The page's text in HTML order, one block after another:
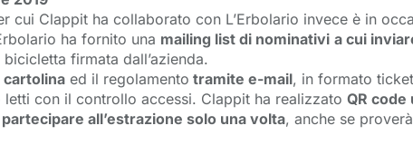
cui Clappit ha collaborato con L’Erbolario invece è in
ha fornito una mailing list di nominativi a cui
firmata dall’azienda.
cartolina ed il regolamento tramite e-mail, in formato
con il controllo accessi. Clappit ha realizzato QR code
all’estrazione solo una volta, anche se